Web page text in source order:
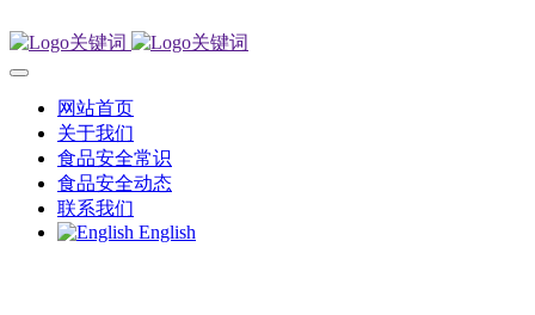
网站首页
关于我们
食品安全常识
食品安全动态
联系我们
English